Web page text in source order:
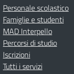
Personale scolastico
Famiglie e studenti
MAD Interpello
Percorsi di studio
Iscrizioni
Tutti i servizi